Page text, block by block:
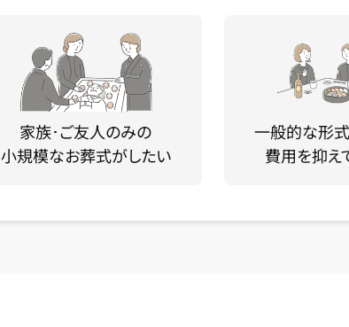
家族･ご友人のみの
小規模なお葬式がしたい
一般的な形
費用を抑え